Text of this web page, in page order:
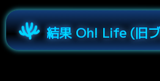
結果 Oh! Life (旧